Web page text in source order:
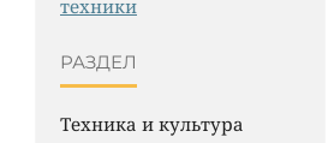
техники
РАЗДЕЛ
Техника и культура